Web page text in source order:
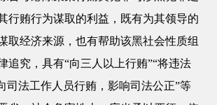
行贿行为谋取的利益，既有为其领导的
取经济来源，也有帮助该黑社会性质组
追究，具有“向三人以上行贿”“将违法
司法工作人员行贿，影响司法公正”等